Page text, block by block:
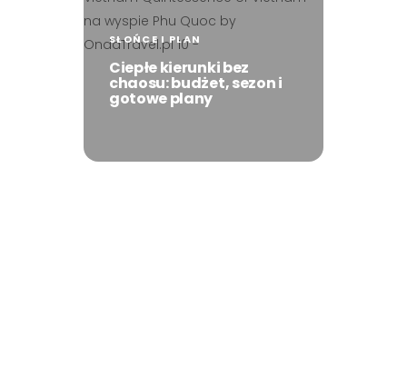
SŁOŃCE I PLAN
Ciepłe kierunki bez
chaosu: budżet, sezon i
gotowe plany